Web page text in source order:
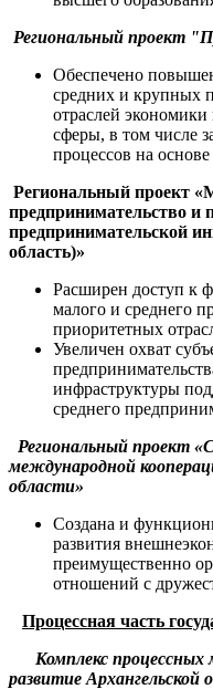
Региональный проект
Обеспечено
средних и крупных
отраслей
сферы, в том числе
процессов на
Региональный проект
предпринимательство и
предпринимательской
область)»
Расширен доступ к
малого и среднего
приоритетных
Увеличен охват
инфраструктуры
среднего
Региональный проект
международной
области»
Создана и
развития
преимущественно
отношений с
Процессная часть
Комплекс процессных
развитие Архангельской